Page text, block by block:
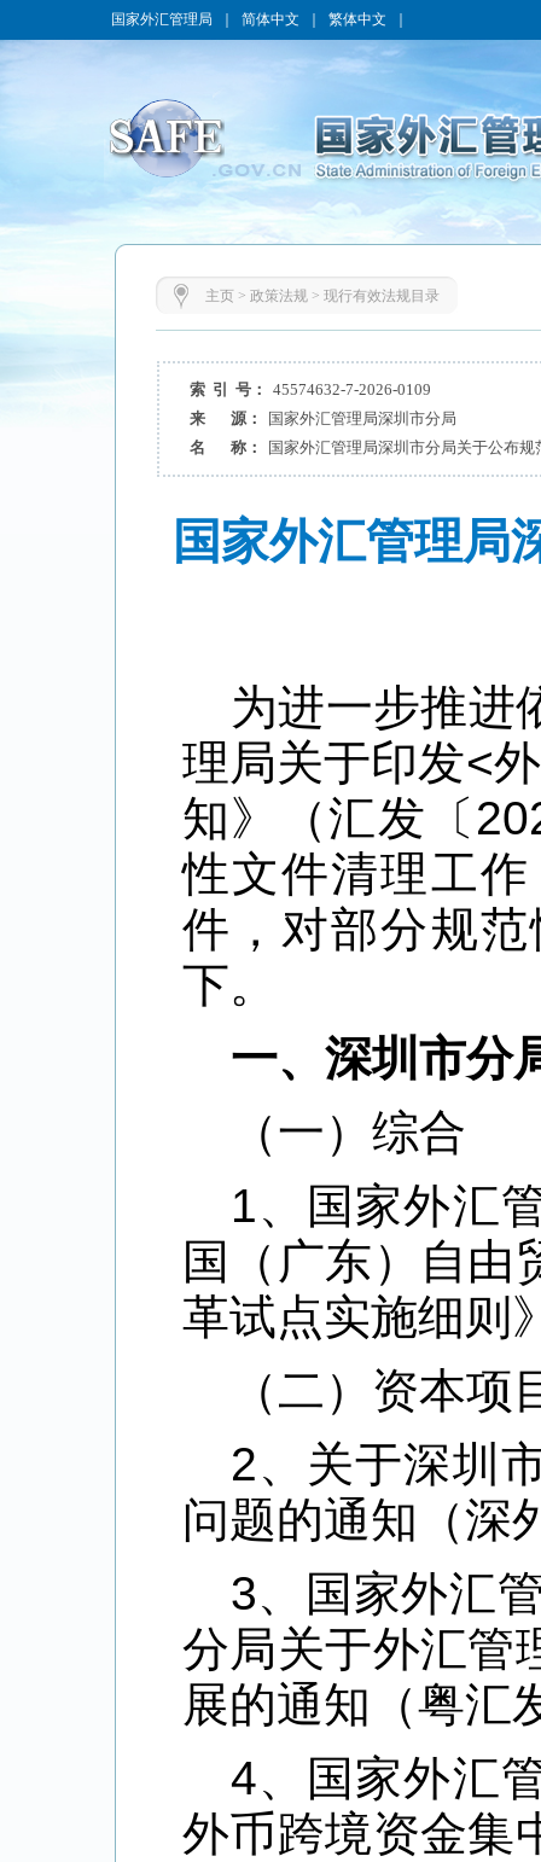
国家外汇管理局 简体中文 繁体中文
主页> 政策法规> 现行有效法规目录
索 引 号：
45574632-7-2026-0109
来 源：
国家外汇管理局深圳市分局
名 称：
国家外汇管理局深圳市分局关于公布
国家外汇管理局
为进一步推进
理局关于印发<
知》（汇发〔
性文件清理工
件，对部分规
下。
一、深圳市分
（一）综合
1、国家外汇
国（广东）自由
革试点实施细则
（二）资本项
2、关于深圳
问题的通知（深
3、国家外汇
分局关于外汇管
展的通知（粤汇
4、国家外汇
外币跨境资金集